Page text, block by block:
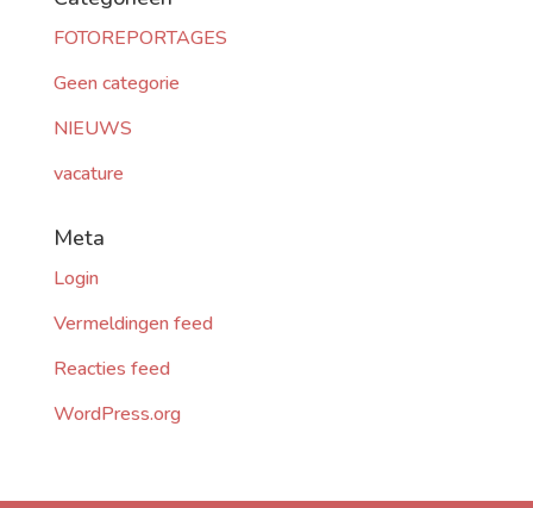
FOTOREPORTAGES
Geen categorie
NIEUWS
vacature
Meta
Login
Vermeldingen feed
Reacties feed
WordPress.org